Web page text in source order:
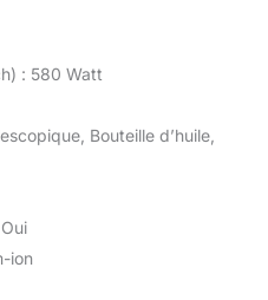
: 580 Watt
Bouteille d’huile,
ion